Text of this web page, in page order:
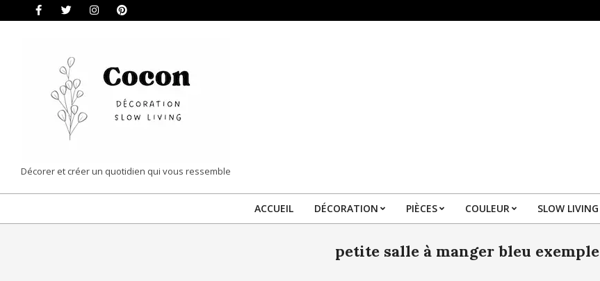
COCON
|
DÉCORATION
Décorer et créer un quotidien qui vous ressemble
Primary
Menu
ACCUEIL DÉCORATION PIÈCES COULEUR SLOW LIVING
petite salle à manger bleu exemple